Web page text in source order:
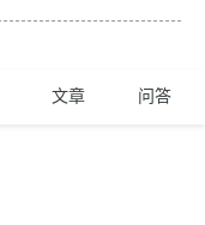
文章 问答